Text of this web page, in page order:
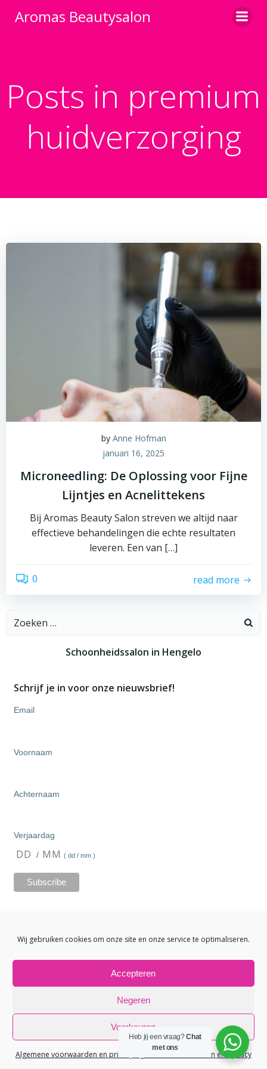
Wij gebruiken cookies om onze site en onze service te optimaliseren.
Accepteren
Negeren
Voorkeuren
Algemene voorwaarden en privacy Algemene voorwaarden en privacy
naar
Aromas Beautysalon
Posts in premium
huidverzorging
by Anne Hofman
januari 16, 2025
Microneedling: De Oplossing voor Fijne
Lijntjes en Acnelittekens
Bij Aromas Beauty Salon streven we altijd naar
effectieve behandelingen die echte resultaten
leveren. Een van […]
0 read more
Zoeken
Schoonheidssalon in Hengelo
Schrijf je in voor onze nieuwsbrief!
Email
Voornaam
Achternaam
Verjaardag
/ ( dd / mm )
© 2026 Aromas Beautysalon. Created for free using
WordPress andColibri
Heb jij een vraag?Chat
met ons